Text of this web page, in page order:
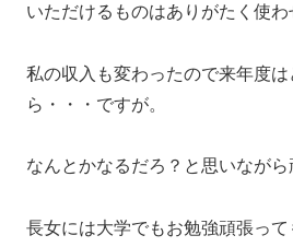
いただけるものはありがたく使わ
私の収入も変わったので来年度
ら・・・ですが。
なんとかなるだろ？と思いながら
長女には大学でもお勉強頑張って